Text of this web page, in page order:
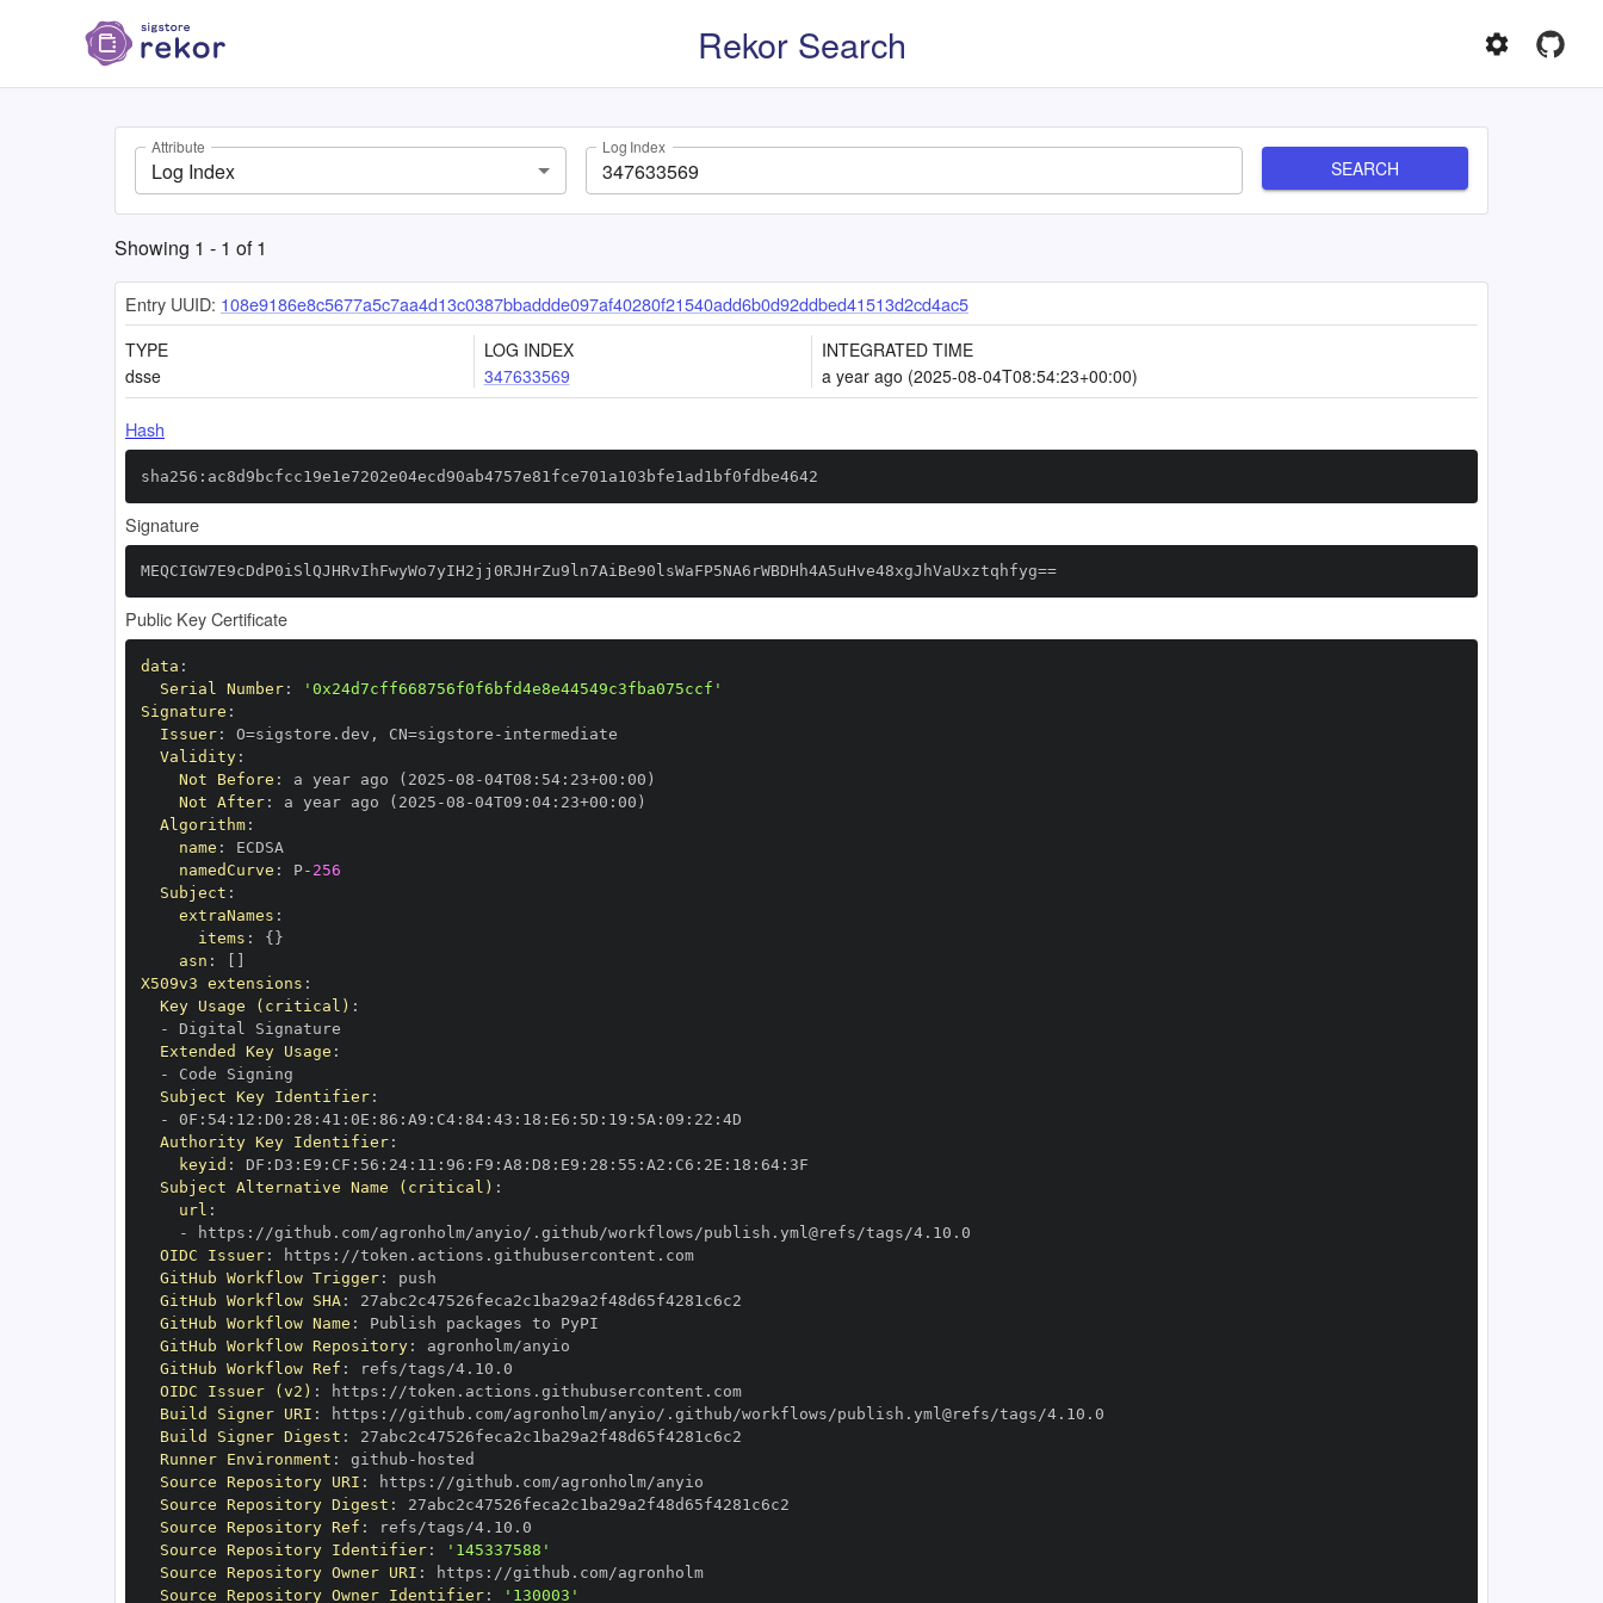
Rekor Search
Attribute
Log Index
Log Index
SEARCH
Showing 1 - 1 of1
Entry UUID: 108e9186e8c5677a5c7aa4d13c0387bbaddde097af40280f21540add6b0d92ddbed41513d2cd4ac5
TYPE
dsse
LOG INDEX
347633569
INTEGRATED TIME
a year ago (2025-08-04T08:54:23+00:00)
Hash
sha256:ac8d9bcfcc19e1e7202e04ecd90ab4757e81fce701a103bfe1ad1bf0fdbe4642
Signature
MEQCIGW7E9cDdP0iSlQJHRvIhFwyWo7yIH2jj0RJHrZu9ln7AiBe90lsWaFP5NA6rWBDHh4A5uHve48xgJhVaUxztqhfyg==
Public Key Certificate
data :
Serial Number:
'0x24d7cff668756f0f6bfd4e8e44549c3fba075ccf'
Signature :
Issuer: O=sigstore.dev , CN=sigstore -
Validity:
Not Before : a year ago (2025 -08 -04T08 : 54: 23+00 :
Not After: a year ago (2025 -08 -04T09 : 04: 23+00 :
Algorithm:
name :
namedCurve : P- 256
Subject :
extraNames :
items : { }
asn :
X509v3 extensions :
Key Usage (critical) :
-
Extended Key Usage :
-
Subject Key Identifier:
-
0F : 54: 12 : D0 : 28 : 41 : 0E : 86 : A9 : C4: 84: 43 : 18 : E6 : 5D : 19 : 5A : 09 : 22 :
Authority Key Identifier:
keyid : DF : D3 : E9 : CF : 56 : 24: 11 : 96 : F9 : A8 : D8 : E9 : 28 : 55 : A2 : C6 : 2E : 18 : 64:
Subject Alternative Name (critical) :
url :
-
https :
OIDC Issuer: https :
//token.actions.githubusercontent.com
GitHub Workflow Trigger:
GitHub Workflow SHA:
GitHub Workflow Name :
GitHub Workflow Repository:
GitHub Workflow Ref :
OIDC Issuer (v2) : https :
//token.actions.githubusercontent.com
Build Signer URI : https :
Build Signer Digest :
Runner Environment : github -
Source Repository URI : https :
Source Repository Digest :
Source Repository Ref :
Source Repository Identifier:
'145337588'
Source Repository Owner URI : https :
//github.com/agronholm
Source Repository Owner Identifier: '130003'